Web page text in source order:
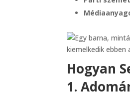
Hogyan
1.